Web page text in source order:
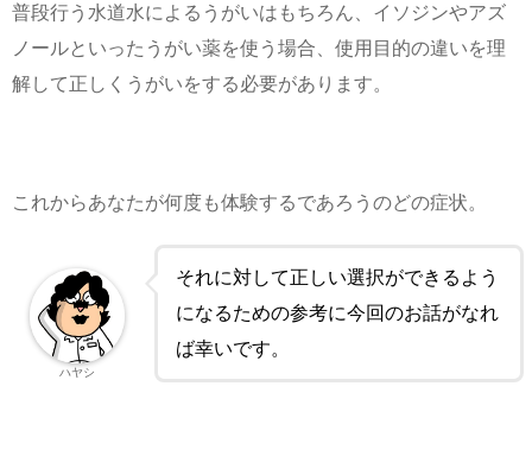
普段行う水道水によるうがいはもちろん、イソジンやアズ
ノールといったうがい薬を使う場合、使用目的の違いを理
解して正しくうがいをする必要があります。
これからあなたが何度も体験するであろうのどの症状。
それに対して正しい選択ができるよう
になるための参考に今回のお話がなれ
ば幸いです。
ハヤシ